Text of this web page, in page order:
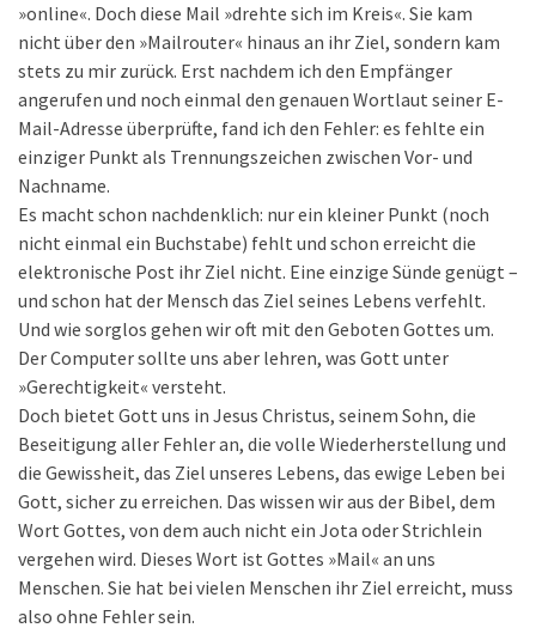
»online«. Doch diese Mail »drehte sich im Kreis«. Sie kam
nicht über den »Mailrouter« hinaus an ihr Ziel, sondern kam
stets zu mir zurück. Erst nachdem ich den Empfänger
angerufen und noch einmal den genauen Wortlaut seiner E-
Mail-Adresse überprüfte, fand ich den Fehler: es fehlte ein
einziger Punkt als Trennungszeichen zwischen Vor- und
Nachname.
Es macht schon nachdenklich: nur ein kleiner Punkt (noch
nicht einmal ein Buchstabe) fehlt und schon erreicht die
elektronische Post ihr Ziel nicht. Eine einzige Sünde genügt –
und schon hat der Mensch das Ziel seines Lebens verfehlt.
Und wie sorglos gehen wir oft mit den Geboten Gottes um.
Der Computer sollte uns aber lehren, was Gott unter
»Gerechtigkeit« versteht.
Doch bietet Gott uns in Jesus Christus, seinem Sohn, die
Beseitigung aller Fehler an, die volle Wiederherstellung und
die Gewissheit, das Ziel unseres Lebens, das ewige Leben bei
Gott, sicher zu erreichen. Das wissen wir aus der Bibel, dem
Wort Gottes, von dem auch nicht ein Jota oder Strichlein
vergehen wird. Dieses Wort ist Gottes »Mail« an uns
Menschen. Sie hat bei vielen Menschen ihr Ziel erreicht, muss
also ohne Fehler sein.